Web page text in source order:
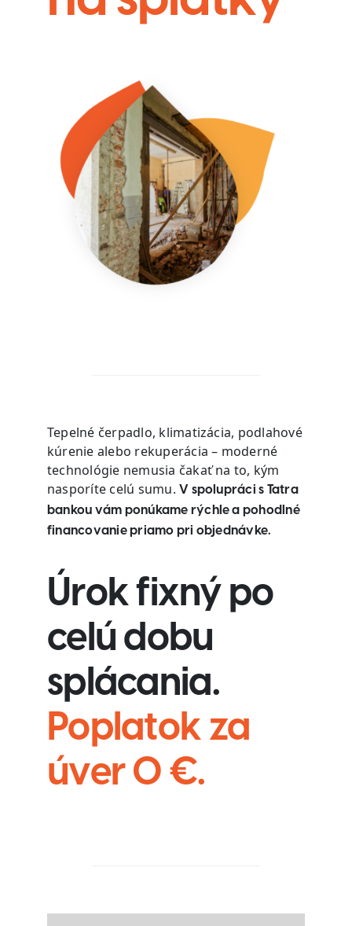
Spolupráca
realizácie
Tepelné čerpadlo, klimatizácia, podlahové
kúrenie alebo rekuperácia – moderné
technológie nemusia čakať na to, kým
nasporíte celú sumu.V spolupráci s Tatra
bankou vám ponúkame rýchle a pohodlné
financovanie priamo pri objednávke.
Úrok fixný po
celú dobu
splácania.
Poplatok za
úver 0 €.